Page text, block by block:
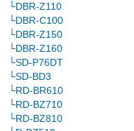
└DBR-Z110
└DBR-C100
└DBR-Z150
└DBR-Z160
└SD-P76DT
└SD-BD3
└RD-BR610
└RD-BZ710
└RD-BZ810